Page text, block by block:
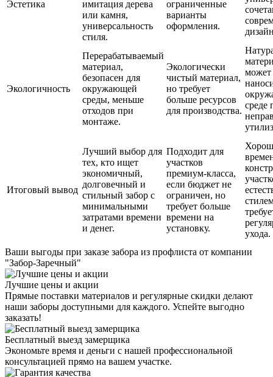
Эстетика
имитация дерева
или камня,
универсальность
стиля.
ограниченные
варианты
оформления.
Экологичность
Перерабатываемый
материал,
безопасен для
окружающей
среды, меньше
отходов при
монтаже.
Экологически
чистый материал,
но требует
больше ресурсов
для производства.
может
среде
Итоговый вывод
Лучший выбор для
тех, кто ищет
экономичный,
долговечный и
стильный забор с
минимальными
затратами времени
и денег.
Подходит для
участков
премиум-класса,
если бюджет не
ограничен, но
требует больше
времени на
установку.
ухода.
Ваши выгоды при заказе забора из профлиста от компании
"Забор-Заречный"
Лучшие цены и акции
Прямые поставки материалов и регулярные скидки делают
наши заборы доступными для каждого. Успейте выгодно
заказать!
Бесплатный выезд замерщика
Экономьте время и деньги с нашей профессиональной
консультацией прямо на вашем участке.